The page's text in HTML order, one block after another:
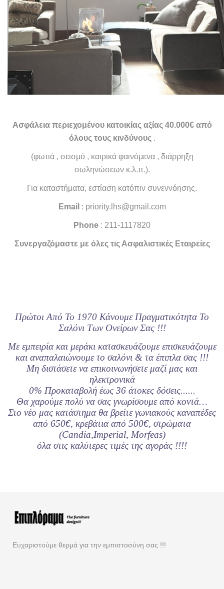
Ασφάλεια περιεχομένου κατοικίας αξίας 40.000€ από
όλους τους κινδύνους .
(φωτιά , σεισμό , καιρικά φαινόμενα , διάρρηξη
σωληνώσεων κ.λ.π.).
Για καταστήματα, εστίαση κατόπιν συνεννόησης.
Email : priority.lhs@gmail.com
Phone : 211-1117820
Συνεργαζόμαστε με όλες τις Ασφαλιστικές Εταιρείες
Πρώτοι Από Το 1970 Κάνουμε Πραγματικότητα Το
Σαλόνι Των Ονείρων Σας !!!
Με εμπειρία και μεράκι κατασκευάζουμε επισκευάζουμε
και αναπαλαιώνουμε το σαλόνι & τα έπιπλα σας !!!
Μη διστάσετε να επικοινωνήσετε μαζί μας και
ηλεκτρονικά
0% Προκαταβολή έως 36 άτοκες δόσεις......
Θα χαρούμε πολύ να σας γνωρίσουμε από κοντά…
Στο νέο μας κατάστημα θα βρείτε γωνιακoύς καναπέδες
από 650€, κρεβάτια από 500€, στρώματα
(Candia,Imperial, Morfeas)
όλα στις καλύτερες τιμές της αγοράς !!!!
Ευχαριστούμε θερμά για την εμπιστοσύνη σας !!!